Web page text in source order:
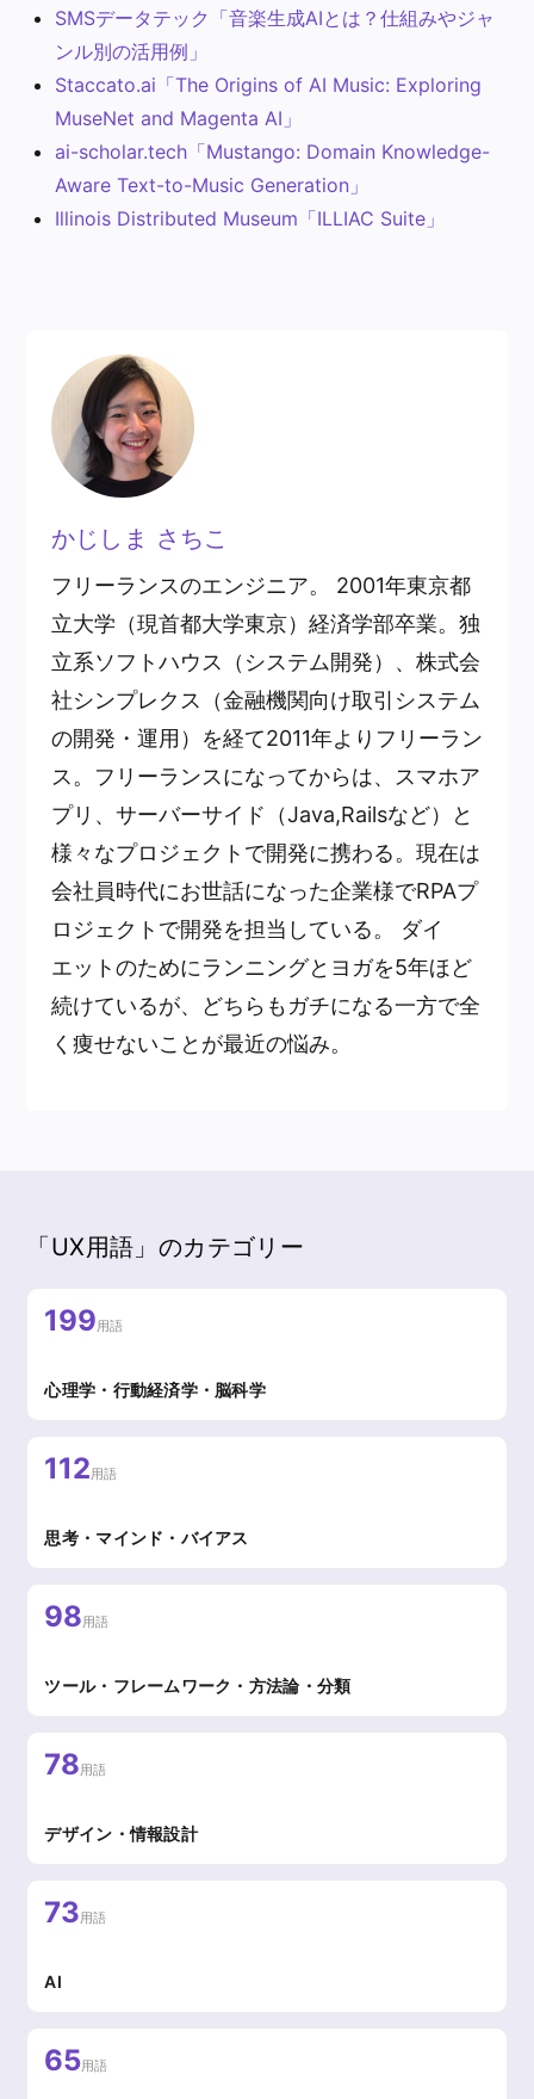
SMSデータテック「音楽生成AIとは？仕組みやジャ
ンル別の活用例」
Staccato.ai「The Origins of AI Music: Exploring
MuseNet and Magenta AI」
ai-scholar.tech「Mustango: Domain Knowledge-
Aware Text-to-Music Generation」
Illinois Distributed Museum「ILLIAC Suite」
かじしま さちこ
フリーランスのエンジニア。 2001年東京都
立大学（現首都大学東京）経済学部卒業。独
立系ソフトハウス（システム開発）、株式会
社シンプレクス（金融機関向け取引システム
の開発・運用）を経て2011年よりフリーラン
ス。フリーランスになってからは、スマホア
プリ、サーバーサイド（Java,Railsなど）と
様々なプロジェクトで開発に携わる。現在は
会社員時代にお世話になった企業様でRPAプ
ロジェクトで開発を担当している。 ダイ
エットのためにランニングとヨガを5年ほど
続けているが、どちらもガチになる一方で全
く痩せないことが最近の悩み。
「UX用語」のカテゴリー
199用語
心理学・行動経済学・脳科学
112用語
思考・マインド・バイアス
98用語
ツール・フレームワーク・方法論・分類
78用語
デザイン・情報設計
73用語
AI
65用語